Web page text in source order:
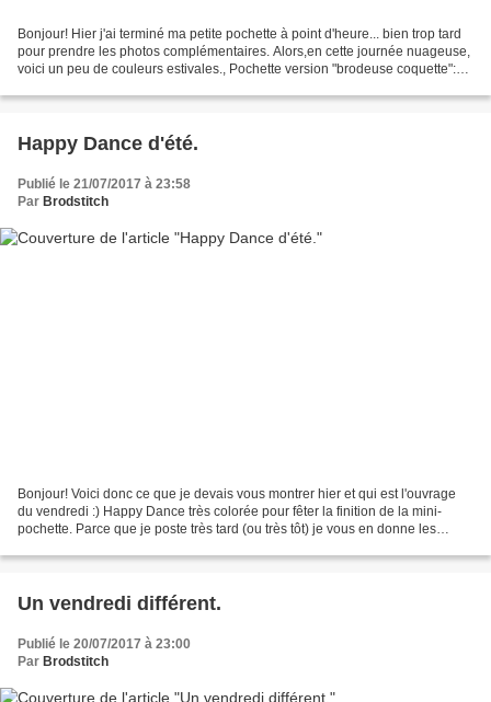
Bonjour! Hier j'ai terminé ma petite pochette à point d'heure... bien trop tard
pour prendre les photos complémentaires. Alors,en cette journée nuageuse,
voici un peu de couleurs estivales., Pochette version "brodeuse coquette":
Happy Dance d'été.
Publié le 21/07/2017 à 23:58
Par Brodstitch
Bonjour! Voici donc ce que je devais vous montrer hier et qui est l'ouvrage
du vendredi :) Happy Dance très colorée pour fêter la finition de la mini-
pochette. Parce que je poste très tard (ou très tôt) je vous en donne les
Un vendredi différent.
Publié le 20/07/2017 à 23:00
Par Brodstitch